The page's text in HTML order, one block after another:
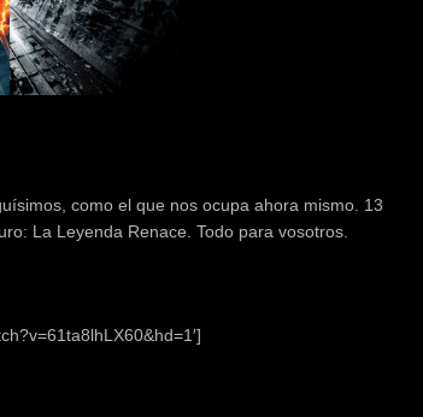
como el que nos ocupa ahora mismo. 13
La Leyenda Renace. Todo para vosotros.